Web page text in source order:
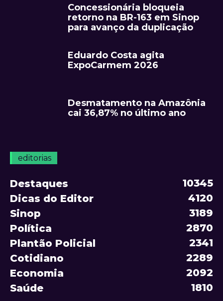
Concessionária bloqueia
retorno na BR-163 em Sinop
para avanço da duplicação
Eduardo Costa agita
ExpoCarmem 2026
Desmatamento na Amazônia
cai 36,87% no último ano
editorias
Destaques
10345
Dicas do Editor
4120
Sinop
3189
Política
2870
Plantão Policial
2341
Cotidiano
2289
Economia
2092
Saúde
1810